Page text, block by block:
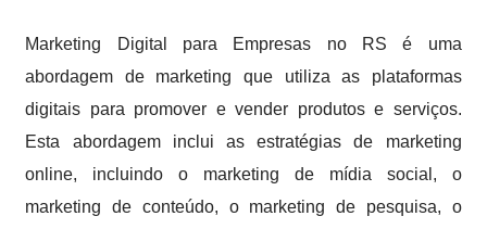
Marketing Digital para Empresas no RS é uma
abordagem de marketing que utiliza as plataformas
digitais para promover e vender produtos e serviços.
Esta abordagem inclui as estratégias de marketing
online, incluindo o marketing de mídia social, o
marketing de conteúdo, o marketing de pesquisa, o